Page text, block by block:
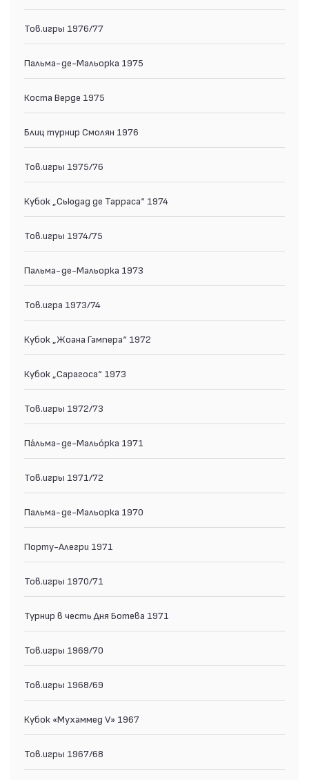
Тов.игры 1976/77
Пальма-де-Мальорка 1975
Коста Верде 1975
Блиц турнир Смолян 1976
Тов.игры 1975/76
Кубок „Сьюдад де Тарраса“ 1974
Тов.игры 1974/75
Пальма-де-Мальорка 1973
Тов.игра 1973/74
Кубок „Жоана Гампера“ 1972
Кубок „Сарагоса“ 1973
Тов.игры 1972/73
Па́льма-де-Мальо́рка 1971
Тов.игры 1971/72
Пальма-де-Мальорка 1970
Порту-Алегри 1971
Тов.игры 1970/71
Турнир в честь Дня Ботева 1971
Тов.игры 1969/70
Тов.игры 1968/69
Кубок «Мухаммед V» 1967
Тов.игры 1967/68